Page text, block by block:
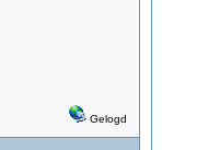
Gelogd